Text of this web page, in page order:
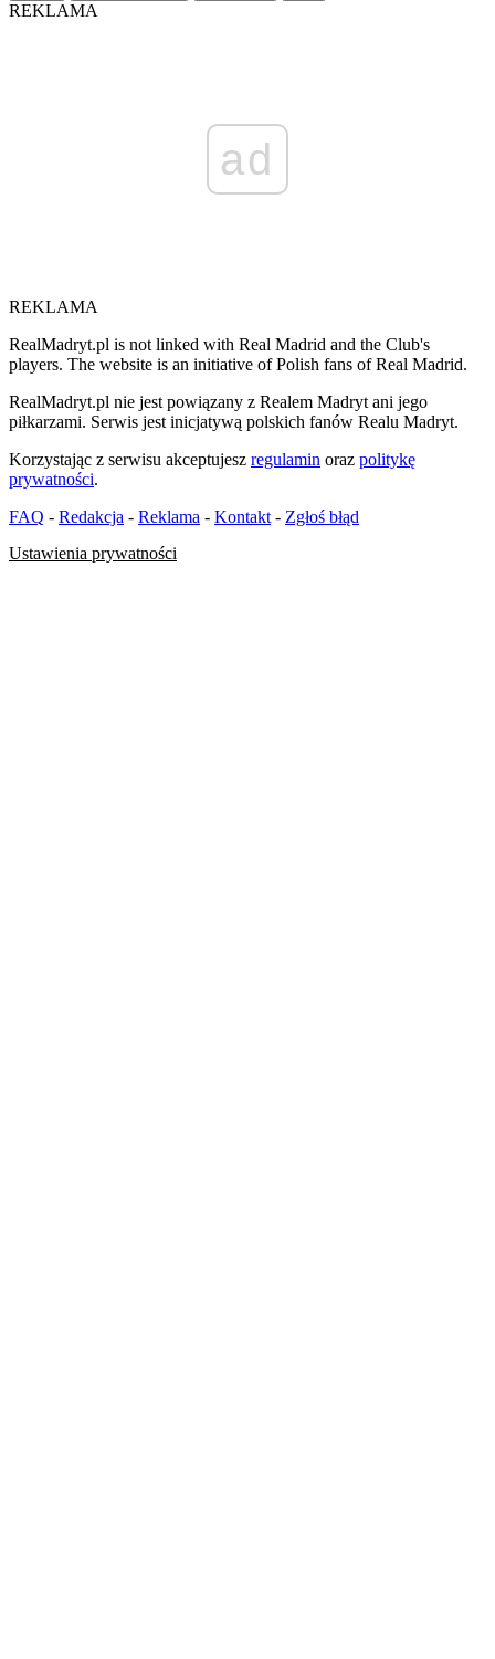
REKLAMA
ad
REKLAMA
RealMadryt.pl is not linked with Real Madrid and the Club's
players. The website is an initiative of Polish fans of Real Madrid.
RealMadryt.pl nie jest powiązany z Realem Madryt ani jego
piłkarzami. Serwis jest inicjatywą polskich fanów Realu Madryt.
Korzystając z serwisu akceptujesz regulamin oraz politykę
prywatności.
FAQ - Redakcja - Reklama - Kontakt - Zgłoś błąd
Ustawienia prywatności